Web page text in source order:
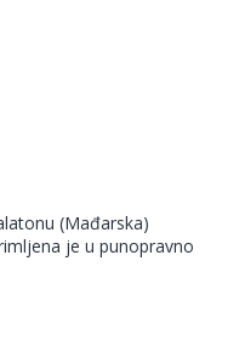
(Mađarska)
je u punopravno